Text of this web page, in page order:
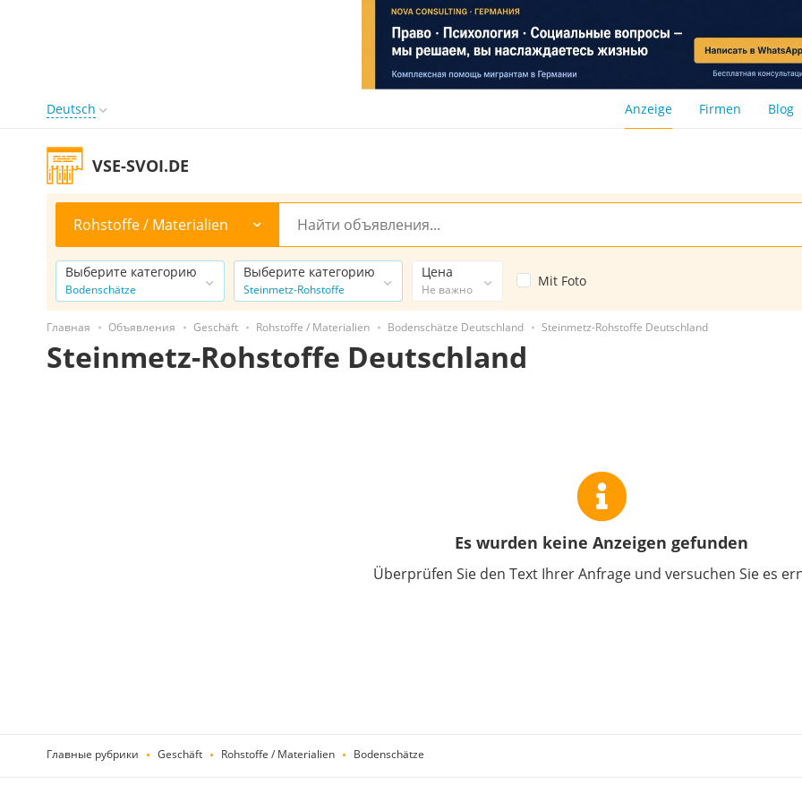
Deutsch Anzeige Firmen Blog
VSE-SVOI.DE
Rohstoffe / Materialien
Выберите категорию
Bodenschätze
Выберите категорию
Steinmetz-Rohstoffe
Цена
Не важно
Mit Foto
Главная Объявления Geschäft Rohstoffe / Materialien Bodenschätze Deutschland Steinmetz-Rohstoffe Deutschland
Steinmetz-Rohstoffe Deutschland
Es wurden keine Anzeigen gefunden
Überprüfen Sie den Text Ihrer Anfrage und versuchen Sie es
Главные рубрики Geschäft Rohstoffe / Materialien Bodenschätze